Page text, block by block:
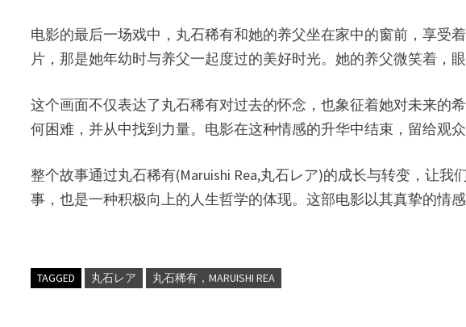
电影的最后一场戏中，丸石稀有和她的养父坐在家中的窗前，享受
片，那是她年幼时与养父一起度过的美好时光。她的养父微笑着，
这个画面不仅表达了丸石稀有对过去的怀念，也象征着她对未来的
何困难，并从中找到力量。电影在这种情感的升华中结束，留给观
整个故事通过丸石稀有(Maruishi Rea,丸石レア)的成长与转变，让
事，也是一种积极向上的人生哲学的体现。这部电影以其真挚的情
TAGGED 丸石レア 丸石稀有，MARUISHI REA